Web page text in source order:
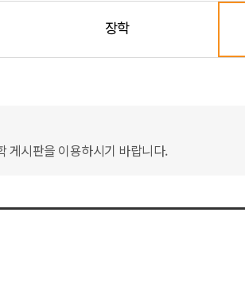
장학
게시판을 이용하시기 바랍니다.